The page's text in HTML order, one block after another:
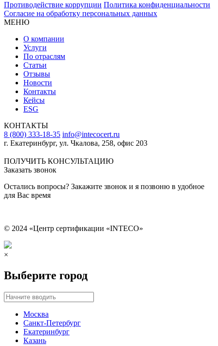
Противодействие коррупции Политика конфиденциальности
Согласие на обработку персональных данных
МЕНЮ
О компании
Услуги
По отраслям
Статьи
Отзывы
Новости
Контакты
Кейсы
ESG
КОНТАКТЫ
8 (800) 333-18-35 info@intecocert.ru
г. Екатеринбург, ул. Чкалова, 258, офис 203
ПОЛУЧИТЬ КОНСУЛЬТАЦИЮ
Заказать звонок
Остались вопросы? Закажите звонок и я позвоню в удобное
для Вас время
© 2024 «Центр сертификации «INTECO»
×
Выберите город
Москва
Санкт-Петербург
Екатеринбург
Казань